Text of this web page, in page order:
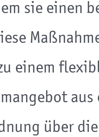
sie einen
einem
über